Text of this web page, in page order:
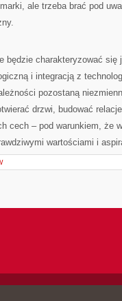
ale trzeba brać pod
będzie charakteryzować
i integracją z
pozostaną
drzwi, budować
cech – pod warunkiem, że
wartościami i